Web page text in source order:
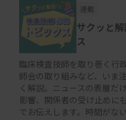
終調整を終えており、
審議に8カ月程度かか
を経てISO 15189のJIS
ろに官報公示される見
連載
サクッと
ス
臨床検査技師を取り巻く行
師会の取り組みなど、いま
く解説。ニュースの表層だ
影響、関係者の受け止めに
でお伝えします。時間がな